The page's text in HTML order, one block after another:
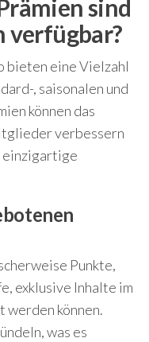
sind
verfügbar?
bieten eine Vielzahl
, saisonalen und
können das
verbessern
einzigartige
Punkte,
exklusive Inhalte im
werden können.
was es